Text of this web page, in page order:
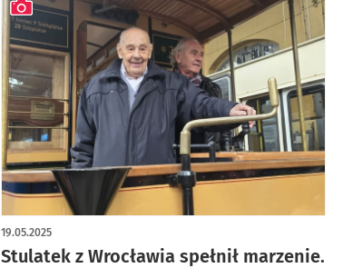
Stulatek z Wrocławia spełnił marzenie.
19.05.2025
artykuł z galerią zdjęć